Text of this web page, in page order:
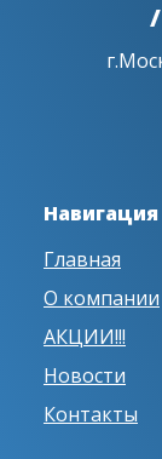
Навигация
Главная
О компании
АКЦИИ!!!
Новости
Контакты